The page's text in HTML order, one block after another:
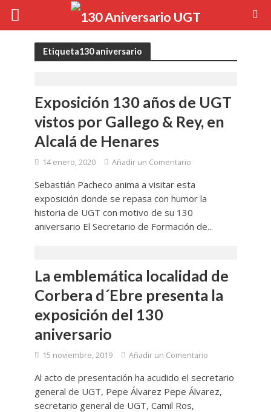
Etiqueta130 aniversario
Exposición 130 años de UGT
vistos por Gallego & Rey, en
Alcalá de Henares
14 enero, 2020 Añadir un Comentario
Sebastián Pacheco anima a visitar esta
exposición donde se repasa con humor la
historia de UGT con motivo de su 130
aniversario El Secretario de Formación de...
La emblemática localidad de
Corbera d´Ebre presenta la
exposición del 130
aniversario
15 noviembre, 2019 Añadir un Comentario
Al acto de presentación ha acudido el secretario
general de UGT, Pepe Álvarez Pepe Álvarez,
secretario general de UGT, Camil Ros,